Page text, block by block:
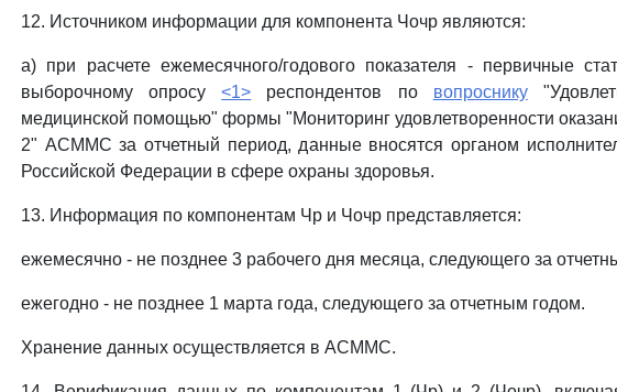
12. Источником информации для компонента Чочр являются:
а) при расчете ежемесячного/годового показателя - первичные
выборочному опросу<1> респондентов по вопроснику
медицинской помощью" формы "Мониторинг удовлетворенности
2" АСММС за отчетный период, данные вносятся органом
Российской Федерации в сфере охраны здоровья.
13. Информация по компонентам Чр и Чочр представляется:
ежемесячно - не позднее 3 рабочего дня месяца, следующего за
ежегодно - не позднее 1 марта года, следующего за отчетным годом.
Хранение данных осуществляется в АСММС.